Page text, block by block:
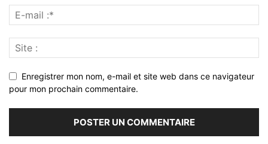
Enregistrer mon nom, e-mail et site web dans ce navigateur
pour mon prochain commentaire.